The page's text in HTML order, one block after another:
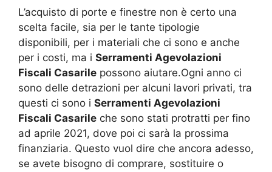
L’acquisto di porte e finestre non è certo una
scelta facile, sia per le tante tipologie
disponibili, per i materiali che ci sono e anche
per i costi, ma i Serramenti Agevolazioni
Fiscali Casarile possono aiutare.Ogni anno ci
sono delle detrazioni per alcuni lavori privati, tra
questi ci sono i Serramenti Agevolazioni
Fiscali Casarile che sono stati protratti per fino
ad aprile 2021, dove poi ci sarà la prossima
finanziaria. Questo vuol dire che ancora adesso,
se avete bisogno di comprare, sostituire o